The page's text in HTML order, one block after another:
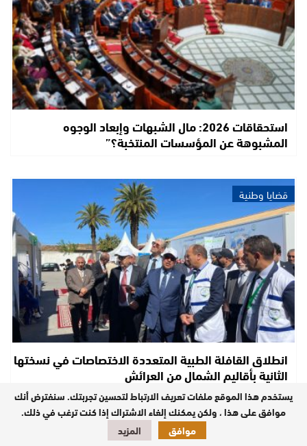
استحقاقات 2026: مال الشبهات وإبعاد الوجوه
المشبوهة عن المؤسسات المنتخبة؟”
قضايا وطنية
انطلاق القافلة الطبية المتعددة الاختصاصات في نسختها
الثانية بأقاليم الشمال من العرائش
يستخدم هذا الموقع ملفات تعريف الارتباط لتحسين تجربتك. سنفترض أنك
موافق على هذا ، ولكن يمكنك إلغاء الاشتراك إذا كنت ترغب في ذلك.
موافق
المزيد